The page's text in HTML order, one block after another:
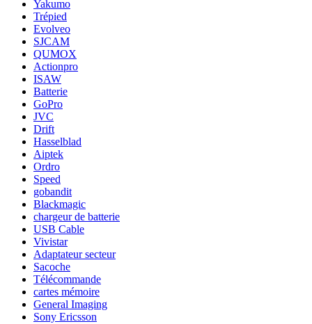
Yakumo
Trépied
Evolveo
SJCAM
QUMOX
Actionpro
ISAW
Batterie
GoPro
JVC
Drift
Hasselblad
Aiptek
Ordro
Speed
gobandit
Blackmagic
chargeur de batterie
USB Cable
Vivistar
Adaptateur secteur
Sacoche
Télécommande
cartes mémoire
General Imaging
Sony Ericsson